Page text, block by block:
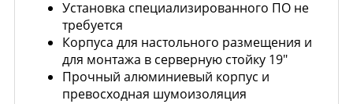
Установка специализированного ПО не
требуется
Корпуса для настольного размещения и
для монтажа в серверную стойку 19"
Прочный алюминиевый корпус и
превосходная шумоизоляция